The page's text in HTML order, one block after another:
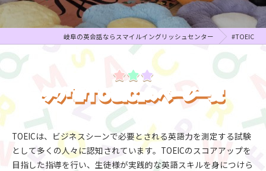
岐阜の英会話ならスマイルイングリッシュセンター #TOEIC
タグ『#TOEIC』のページ一覧
TOEICは、ビジネスシーンで必要とされる英語力を測定する試験
として多くの人々に認知されています。TOEICのスコアアップを
目指した指導を行い、生徒様が実践的な英語スキルを身につけら